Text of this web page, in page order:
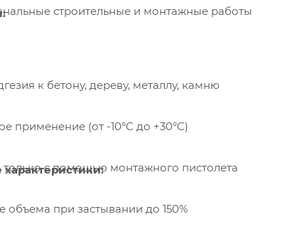
строительные и монтажные работы
к бетону, дереву, металлу, камню
применение (от -10°C до +30°C)
с помощью монтажного пистолета
объема при застывании до 150%